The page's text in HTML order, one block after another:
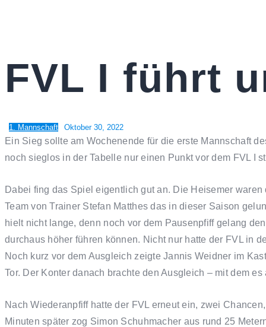
FVL I führt
1. Mannschaft Oktober 30, 2022
Ein Sieg sollte am Wochenende für die erste Mannschaft
noch sieglos in der Tabelle nur einen Punkt vor dem FVL I
Dabei fing das Spiel eigentlich gut an. Die Heisemer
Team von Trainer Stefan Matthes das in dieser Saison
hielt nicht lange, denn noch vor dem Pausenpfiff gelang
durchaus höher führen können. Nicht nur hatte der FVL in
Noch kurz vor dem Ausgleich zeigte Jannis Weidner im
Tor. Der Konter danach brachte den Ausgleich – mit dem
Nach Wiederanpfiff hatte der FVL erneut ein, zwei
Minuten später zog Simon Schuhmacher aus rund 25